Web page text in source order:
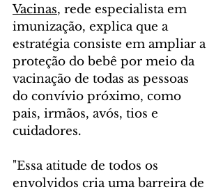
Vacinas, rede especialista em
imunização, explica que a
estratégia consiste em ampliar a
proteção do bebê por meio da
vacinação de todas as pessoas
do convívio próximo, como
pais, irmãos, avós, tios e
cuidadores.
"Essa atitude de todos os
envolvidos cria uma barreira de